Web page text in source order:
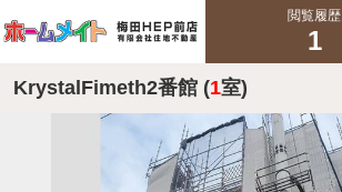
閲覧履歴
1
KrystalFimeth2番館 (1室)